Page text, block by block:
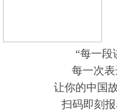
“每一段
每一次
让你的中国
扫码即刻